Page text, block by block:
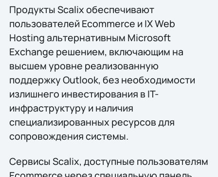
Продукты Scalix обеспечивают
пользователей Ecommerce и IX Web
Hosting альтернативным Microsoft
Exchange решением, включающим на
высшем уровне реализованную
поддержку Outlook, без необходимости
излишнего инвестирования в IT-
инфраструктуру и наличия
специализированных ресурсов для
сопровождения системы.
Сервисы Scalix, доступные пользователям